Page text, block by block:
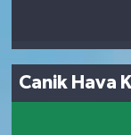
Canik Hava